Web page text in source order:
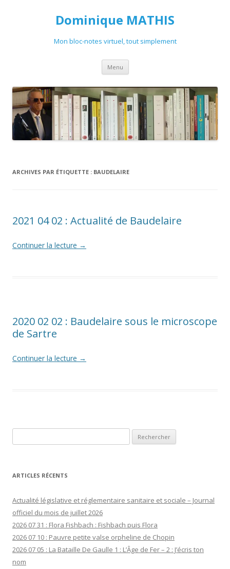
Dominique MATHIS
Mon bloc-notes virtuel, tout simplement
Menu Aller
contenu
ARCHIVES PAR ÉTIQUETTE : BAUDELAIRE
2021 04 02 : Actualité de Baudelaire
Continuer la lecture →
2020 02 02 : Baudelaire sous le microscope
de Sartre
Continuer la lecture →
ARTICLES RÉCENTS
Actualité législative et réglementaire sanitaire et sociale – Journal
officiel du mois de juillet 2026
2026 07 31 : Flora Fishbach : Fishbach puis Flora
2026 07 10 : Pauvre petite valse orpheline de Chopin
2026 07 05 : La Bataille De Gaulle 1 : L’Âge de Fer – 2 : J’écris ton
nom